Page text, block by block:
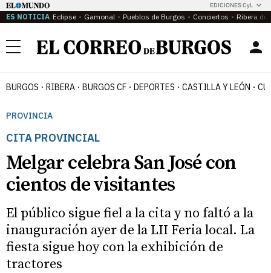
EDICIONES CyL
ES NOTICIA Eclipse Gamonal Pueblos de Burgos Conciertos Ribera del
Menú
BURGOS RIBERA BURGOS CF DEPORTES CASTILLA Y LEÓN
PROVINCIA
CITA PROVINCIAL
Melgar celebra San José con
cientos de visitantes
El público sigue fiel a la cita y no faltó a la
inauguración ayer de la LII Feria local. La
fiesta sigue hoy con la exhibición de
tractores